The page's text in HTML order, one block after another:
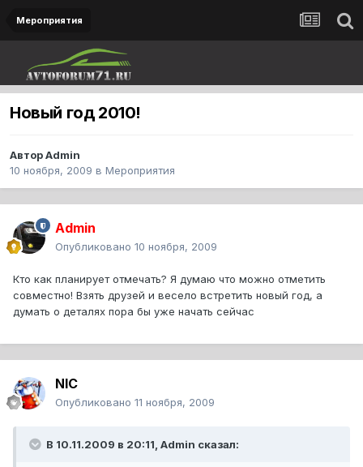
Мероприятия
Новый год 2010!
АвторAdmin
10 ноября, 2009 в Мероприятия
Admin
Опубликовано 10 ноября, 2009
Кто как планирует отмечать? Я думаю что можно отметить
совместно! Взять друзей и весело встретить новый год, а
думать о деталях пора бы уже начать сейчас
NIC
Опубликовано 11 ноября, 2009
В 10.11.2009 в 20:11, Admin сказал: